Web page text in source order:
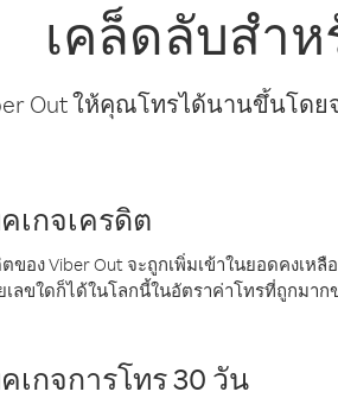
เคล็ดลับสำห
Out ให้คุณโทรได้นานขึ้นโดย
เกจเครดิต
ตของ Viber Out จะถูกเพิ่มเข้าในยอดคงเ
เลขใดก็ได้ในโลกนี้ในอัตราค่าโทรที่ถูกมาก
เกจการโทร 30 วัน